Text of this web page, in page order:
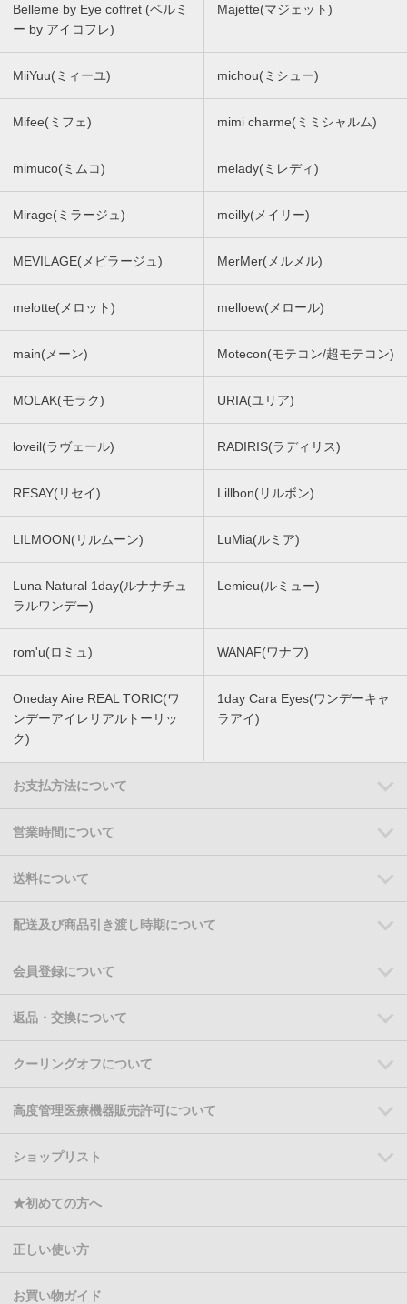
Belleme by Eye coffret (ベルミ
ー by アイコフレ)
Majette(マジェット)
MiiYuu(ミィーユ) michou(ミシュー)
Mifee(ミフェ) mimi charme(ミミシャルム)
mimuco(ミムコ) melady(ミレディ)
Mirage(ミラージュ) meilly(メイリー)
MEVILAGE(メビラージュ) MerMer(メルメル)
melotte(メロット) melloew(メロール)
main(メーン) Motecon(モテコン/超モテコン)
MOLAK(モラク) URIA(ユリア)
loveil(ラヴェール) RADIRIS(ラディリス)
RESAY(リセイ) Lillbon(リルボン)
LILMOON(リルムーン) LuMia(ルミア)
Luna Natural 1day(ルナナチュ
ラルワンデー)
Lemieu(ルミュー)
rom'u(ロミュ) WANAF(ワナフ)
Oneday Aire REAL TORIC(ワ
ンデーアイレリアルトーリッ
ク)
1day Cara Eyes(ワンデーキャ
ラアイ)
お支払方法について
営業時間について
送料について
配送及び商品引き渡し時期について
会員登録について
返品・交換について
クーリングオフについて
高度管理医療機器販売許可について
ショップリスト
★初めての方へ
正しい使い方
お買い物ガイド